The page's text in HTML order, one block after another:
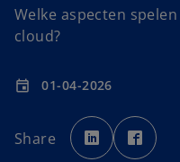
Welke aspecten
cloud?
event 01-04-2026
Share
o
p
e
n
p
e